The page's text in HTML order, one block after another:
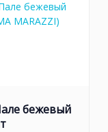
бежевый